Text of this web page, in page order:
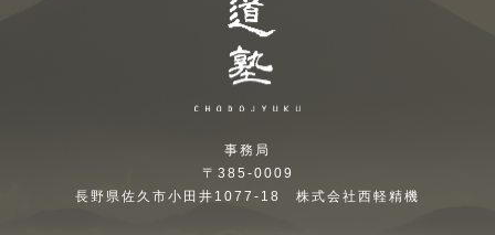
事務局
〒385-0009
長野県佐久市小田井1077-18 株式会社西軽精機